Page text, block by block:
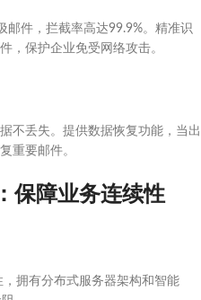
邮件，拦截率高达99.9%。精准识
，保护企业免受网络攻击。
不丢失。提供数据恢复功能，当出
重要邮件。
保障业务连续性
拥有分布式服务器架构和智能